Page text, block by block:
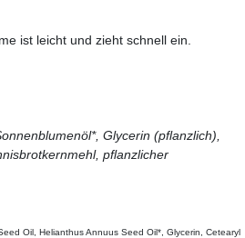
ist leicht und zieht schnell ein.
Glycerin (pflanzlich),
pflanzlicher
Oil, Helianthus Annuus Seed Oil*, Glycerin, Cetearyl